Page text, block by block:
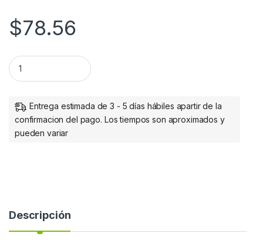
$78.56
Mouse Targus Óptico AMU75US, Alámbrico, USB, Negro
Entrega estimada de 3 - 5 días hábiles apartir de la
confirmacion del pago. Los tiempos son aproximados y
pueden variar
Descripción